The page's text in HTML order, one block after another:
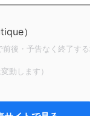
）
前後・予告なく終了する
変動します）